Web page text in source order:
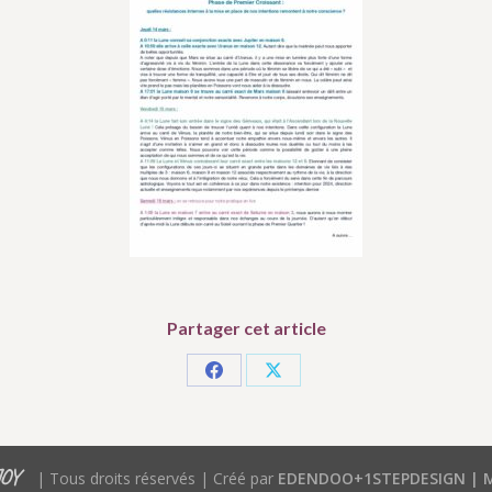
Partager cet article
Partager
Facebook
Partager
X
| Tous droits réservés | Créé par EDENDOO+1STEPDESIGN |